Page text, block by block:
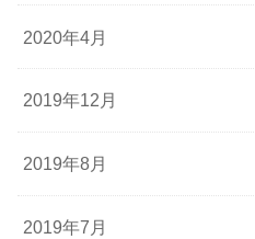
2020年4月
2019年12月
2019年8月
2019年7月